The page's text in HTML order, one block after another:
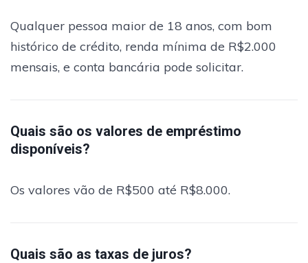
Qualquer pessoa maior de 18 anos, com bom
histórico de crédito, renda mínima de R$2.000
mensais, e conta bancária pode solicitar.
Quais são os valores de empréstimo
disponíveis?
Os valores vão de R$500 até R$8.000.
Quais são as taxas de juros?